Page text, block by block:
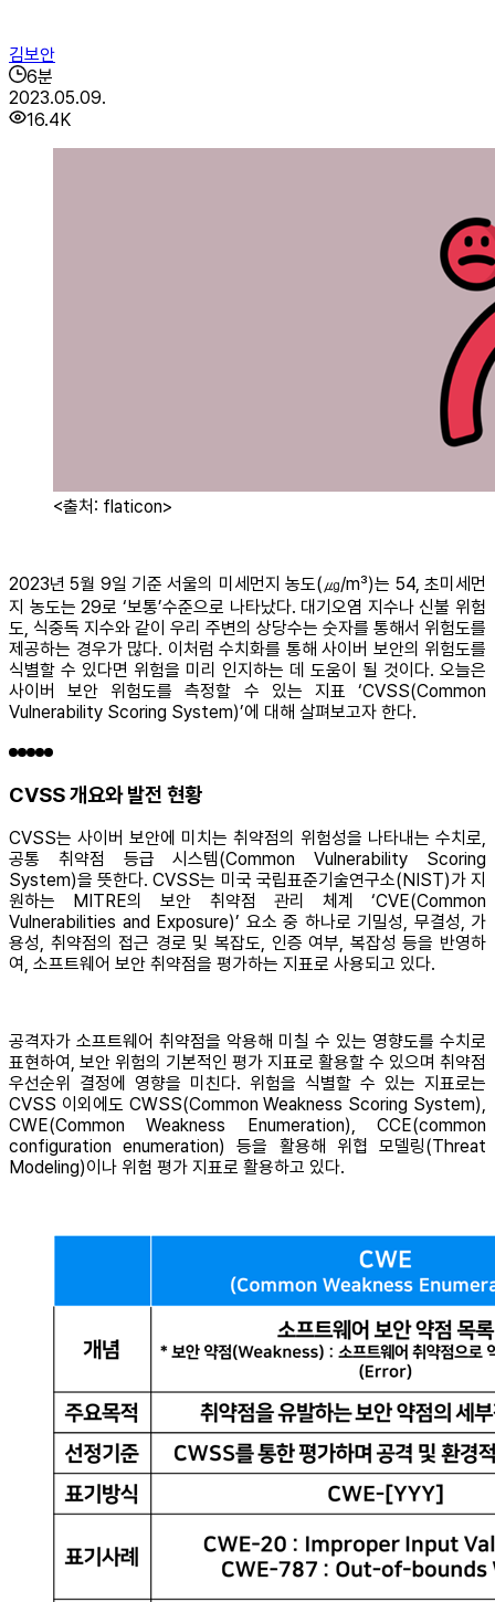
김보안
6분
2023.05.09.
16.4K
<출처: flaticon>
2023년 5월 9일 기준 서울의 미세먼지 농도(㎍/m³)는 54, 초미세먼
지 농도는 29로 ‘보통’수준으로 나타났다. 대기오염 지수나 신불 위험
도, 식중독 지수와 같이 우리 주변의 상당수는 숫자를 통해서 위험도를
제공하는 경우가 많다. 이처럼 수치화를 통해 사이버 보안의 위험도를
식별할 수 있다면 위험을 미리 인지하는 데 도움이 될 것이다. 오늘은
사이버 보안 위험도를 측정할 수 있는 지표 ‘CVSS(Common
Vulnerability Scoring System)’에 대해 살펴보고자 한다.
CVSS 개요와 발전 현황
CVSS는 사이버 보안에 미치는 취약점의 위험성을 나타내는 수치로,
공통 취약점 등급 시스템(Common Vulnerability Scoring
System)을 뜻한다. CVSS는 미국 국립표준기술연구소(NIST)가 지
원하는 MITRE의 보안 취약점 관리 체계 ‘CVE(Common
Vulnerabilities and Exposure)’ 요소 중 하나로 기밀성, 무결성, 가
용성, 취약점의 접근 경로 및 복잡도, 인증 여부, 복잡성 등을 반영하
여, 소프트웨어 보안 취약점을 평가하는 지표로 사용되고 있다.
공격자가 소프트웨어 취약점을 악용해 미칠 수 있는 영향도를 수치로
표현하여, 보안 위험의 기본적인 평가 지표로 활용할 수 있으며 취약점
우선순위 결정에 영향을 미친다. 위험을 식별할 수 있는 지표로는
CVSS 이외에도 CWSS(Common Weakness Scoring System),
CWE(Common Weakness Enumeration), CCE(common
configuration enumeration) 등을 활용해 위협 모델링(Threat
Modeling)이나 위험 평가 지표로 활용하고 있다.